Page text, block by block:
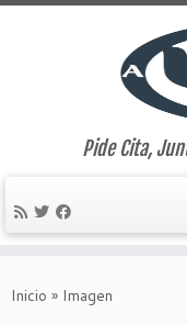
Pide Cita,
Inicio » Imagen